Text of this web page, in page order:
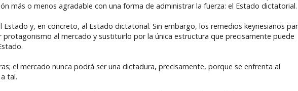
más o menos agradable con una forma de administrar la fuerza: el Estado dictatorial.
y, en concreto, al Estado dictatorial. Sin embargo, los remedios keynesianos
al mercado y sustituirlo por la única estructura que precisamente puede
el mercado nunca podrá ser una dictadura, precisamente, porque se enfrenta al
tal.